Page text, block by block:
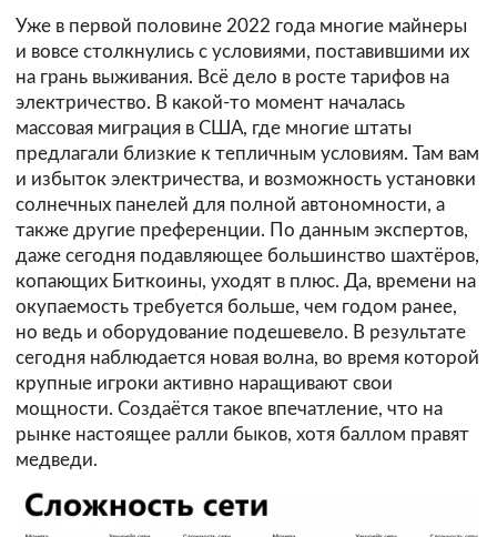
Уже в первой половине 2022 года многие майнеры
и вовсе столкнулись с условиями, поставившими их
на грань выживания. Всё дело в росте тарифов на
электричество. В какой-то момент началась
массовая миграция в США, где многие штаты
предлагали близкие к тепличным условиям. Там вам
и избыток электричества, и возможность установки
солнечных панелей для полной автономности, а
также другие преференции. По данным экспертов,
даже сегодня подавляющее большинство шахтёров,
копающих Биткоины, уходят в плюс. Да, времени на
окупаемость требуется больше, чем годом ранее,
но ведь и оборудование подешевело. В результате
сегодня наблюдается новая волна, во время которой
крупные игроки активно наращивают свои
мощности. Создаётся такое впечатление, что на
рынке настоящее ралли быков, хотя баллом правят
медведи.